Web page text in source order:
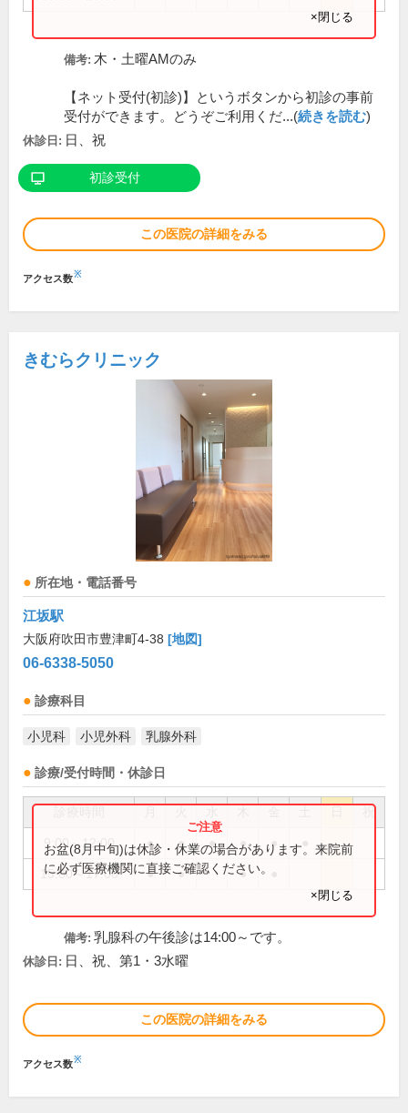
×閉じる
備考: 木・土曜AMのみ
【ネット受付(初診)】というボタンから初診の事前
受付ができます。どうぞご利用くだ...(続きを読む)
休診日: 日、祝
初診受付
この医院の詳細をみる
アクセス数※
きむらクリニック
所在地・電話番号
江坂駅
大阪府吹田市豊津町4-38 [地図]
06-6338-5050
診療科目
小児科 小児外科 乳腺外科
診療/受付時間・休診日
祝
9:00～12:00 ● ● ● ● ●
15:00～17:00 ● ● ●
お盆(8月中旬)は休診・休業の場合があります。来院前
に必ず医療機関に直接ご確認ください。
×閉じる
備考: 乳腺科の午後診は14:00～です。
休診日: 日、祝、第1・3水曜
この医院の詳細をみる
アクセス数※